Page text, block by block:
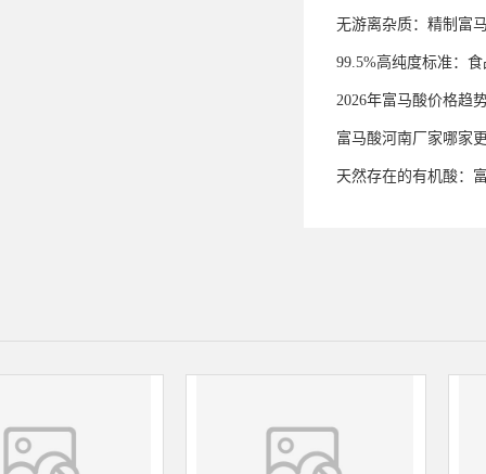
无游离杂质：精制富
99.5%高纯度标准：
2026年富马酸价格趋
富马酸河南厂家哪家
天然存在的有机酸：